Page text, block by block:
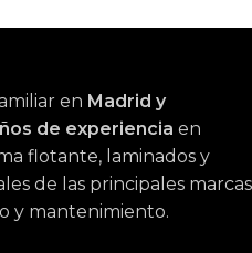
en Madrid y
de experiencia en
flotante, laminados y
de las principales marcas
y mantenimiento.